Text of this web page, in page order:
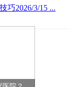
巧2026/3/15 ...